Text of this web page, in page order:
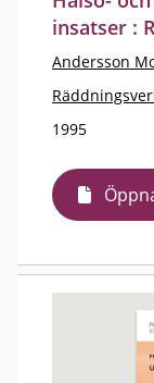
insatser :
Andersson
1995